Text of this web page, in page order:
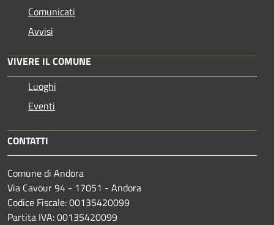
Comunicati
Avvisi
VIVERE IL COMUNE
Luoghi
Eventi
CONTATTI
Comune di Andora
Via Cavour 94 - 17051 - Andora
Codice Fiscale: 00135420099
Partita IVA: 00135420099